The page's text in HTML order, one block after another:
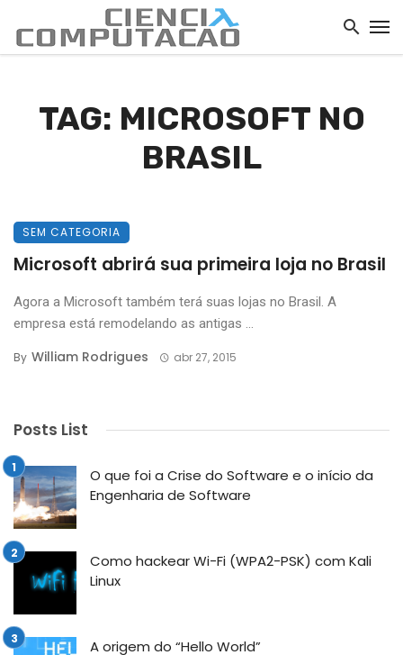
TAG: MICROSOFT NO
BRASIL
SEM CATEGORIA
Microsoft abrirá sua primeira loja no Brasil
Agora a Microsoft também terá suas lojas no Brasil. A
empresa está remodelando as antigas ...
By William Rodrigues abr 27, 2015
Posts List
O que foi a Crise do Software e o início da
Engenharia de Software
Como hackear Wi-Fi (WPA2-PSK) com Kali
Linux
A origem do “Hello World”